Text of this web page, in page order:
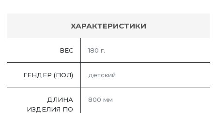
ХАРАКТЕРИСТИКИ
ВЕС 180 г.
ГЕНДЕР (ПОЛ) детский
ДЛИНА
ИЗДЕЛИЯ ПО
800 мм